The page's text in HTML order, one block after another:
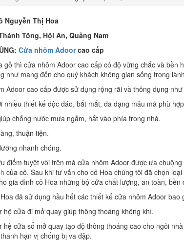
Nguyễn Thị Hoa
Tông, Hội An, Quảng Nam
Cửa nhôm Adoorcao cấp
gỗ thì cửa nhôm Adoor cao cấp có độ vững chắc và
như mang đến cho quý khách không gian sống trong
Adoor cao cấp được sử dụng rộng rãi và thông dụng
nhiều thiết kế độc đáo, bắt mắt, đa dạng mẫu mã phù
chống nước mưa ngấm, hắt vào phía trong nhà.
thuận tiện.
nhanh chóng.
điểm tuyệt vời trên mà cửa nhôm Adoor được ưa
của cô. Sau khi tư vấn cho cô Hoa chúng tôi đã chọn
gia đình cô Hoa những bộ cửa chất lượng, an toàn,
đã sử dụng hầu hết các thiết kế cửa nhôm Adoor bao
hệ cửa đi mở quay giúp thông thoáng không khí.
hệ cửa sổ mở quay tạo độ thông thoáng cao cho ngôi
hạn vị chống bị va đập.